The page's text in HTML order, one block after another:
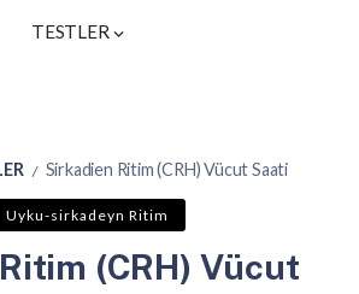
TESTLER
/ Sirkadien Ritim (CRH) Vücut Saati
Uyku-sirkadeyn Ritim
(CRH) Vücut